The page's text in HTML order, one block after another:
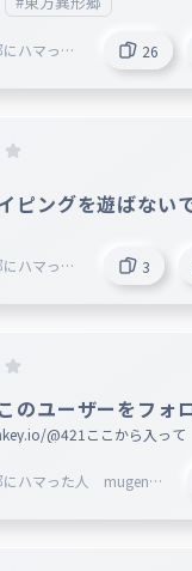
ハマった
26
ピングを遊ばない
ハマった
3
のユーザーをフォ
@421ここから入って
にハマった人 mugenn